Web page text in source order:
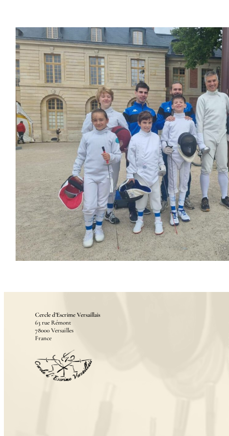
Cercle d’Escrime Versaillais
63 rue Rémont
78000 Versailles
France